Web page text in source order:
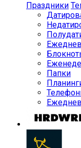
Праздники
Папки